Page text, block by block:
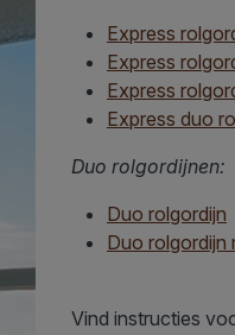
Express
Express
Express
Express duo
Duo rolgordijnen:
Duo rolgordijn
Duo rolgordijn
Vind instructies